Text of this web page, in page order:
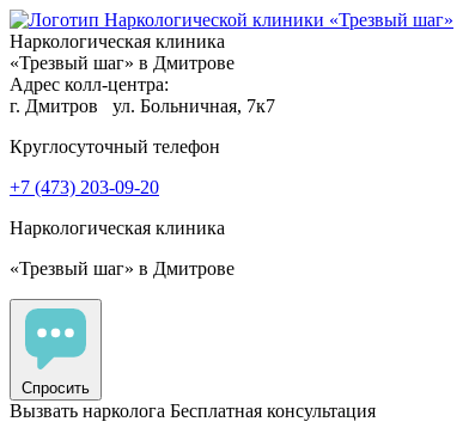
Наркологическая клиника
«Трезвый шаг» в Дмитрове
Адрес колл-центра:
г. Дмитров
ул. Больничная, 7к7
Круглосуточный телефон
+7 (473) 203-09-20
Наркологическая клиника
«Трезвый шаг» в Дмитрове
Спросить
Вызвать нарколога Бесплатная консультация